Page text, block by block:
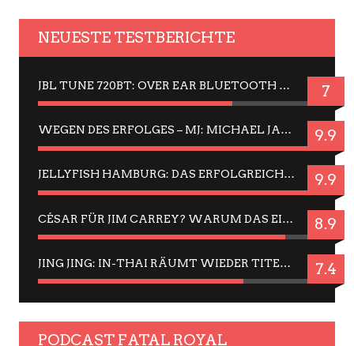
NEUESTE TESTBERICHTE
JBL TUNE 720BT: OVER EAR BLUETOOTH KOPFHÖRER UM DIE 50,-€ IM DAUER-TEST 7
WEGEN DES ERFOLGES – MJ: MICHAEL JACKSON MUSICAL IN EINER MATINEE SEHEN 9.9
JELLYFISH HAMBURG: DAS ERFOLGREICHE SOMMER-MENÜ 2025 IN GEFÜHLEN UND BILDERN 9.9
CÉSAR FÜR JIM CARREY? WARUM DAS EINER DER NERVIGSTEN ACTORS IST UND BLEIBT 8.9
JING JING: IN-THAI RÄUMT WIEDER TITEL AB – EIN ZWEI-STUNDEN-ERLEBNISBERICHT 7.4
PODCAST FATAL ROYAL